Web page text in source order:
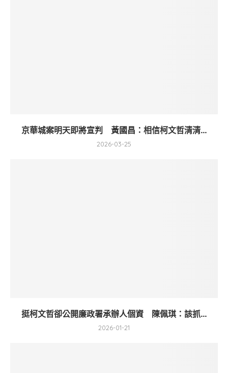
京華城案明天即將宣判 黃國昌：相信柯文哲清清...
2026-03-25
挺柯文哲卻公開廉政署承辦人個資 陳佩琪：該抓...
2026-01-21